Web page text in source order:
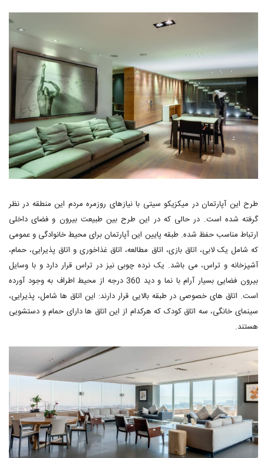
طرح این آپارتمان در میکزیکو سیتی با نیازهای روزمره مردم این منطقه در نظر
گرفته شده است. در حالی که در این طرح بین طبیعت بیرون و فضای داخلی
ارتباط مناسب حفظ شده. طبقه پایین این آپارتمان برای محیط خانوادگی و عمومی
که شامل یک لابی، اتاق بازی، اتاق مطالعه، اتاق غذاخوری و اتاق پذیرایی، حمام،
آشپزخانه و تراس، می باشد. یک نرده چوبی نیز در تراس قرار دارد و با وسایل
بیرون فضایی بسیار آرام با نما و دید 360 درجه از محیط اطراف به وجود آورده
است. اتاق های خصوصی در طبقه بالایی قرار دارند: این اتاق ها شامل، پذیرایی،
سینمای خانگی، سه اتاق کودک که هرکدام از این اتاق ها دارای حمام و دستشویی
هستند.